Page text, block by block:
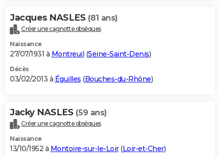
Jacques NASLES (81 ans)
Créer une cagnotte obsèques
Naissance
27/07/1931 à Montreuil (Seine-Saint-Denis)
Décès
03/02/2013 à Éguilles (Bouches-du-Rhône)
Jacky NASLES (59 ans)
Créer une cagnotte obsèques
Naissance
13/10/1952 à Montoire-sur-le-Loir(Loir-et-Cher)